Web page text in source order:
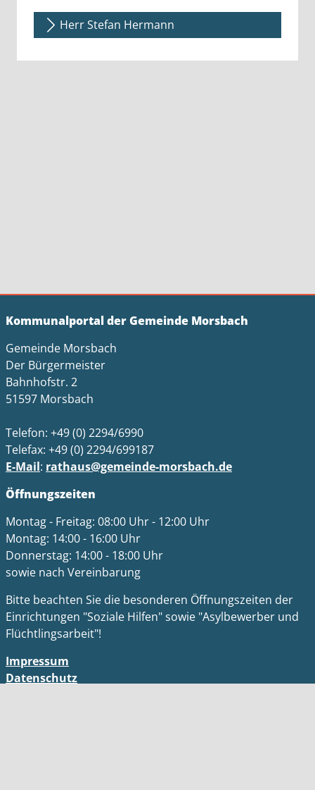
Herr Stefan Hermann
Kommunalportal der Gemeinde Morsbach
Gemeinde Morsbach
Der Bürgermeister
Bahnhofstr. 2
51597 Morsbach
Telefon: +49 (0) 2294/6990
Telefax: +49 (0) 2294/699187
E-Mail: rathaus@gemeinde-morsbach.de
Öffnungszeiten
Montag - Freitag: 08:00 Uhr - 12:00 Uhr
Montag: 14:00 - 16:00 Uhr
Donnerstag: 14:00 - 18:00 Uhr
sowie nach Vereinbarung
Bitte beachten Sie die besonderen Öffnungszeiten der
Einrichtungen "Soziale Hilfen" sowie "Asylbewerber und
Flüchtlingsarbeit"!
Impressum
Datenschutz